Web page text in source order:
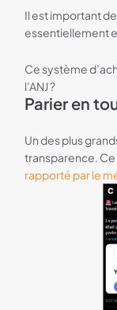
Il est important
essentiellement
Ce système
l’ANJ ?
Parier en
Un des plus
transparence.
rapporté par le